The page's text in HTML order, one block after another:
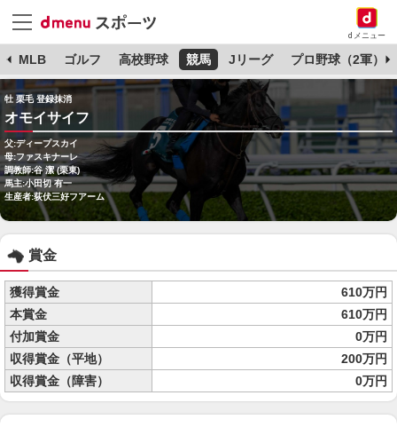
dメニュー
MLB ゴルフ 高校野球 競馬 Jリーグ プロ野球（2軍）
牡 栗毛 登録抹消
オモイサイフ
父:ディープスカイ
母:ファスキナーレ
調教師:谷 潔 (栗東)
馬主:小田切 有一
生産者:荻伏三好フアーム
賞金
獲得賞金
610万円
本賞金
610万円
付加賞金
0万円
収得賞金（平地）
200万円
収得賞金（障害）
0万円